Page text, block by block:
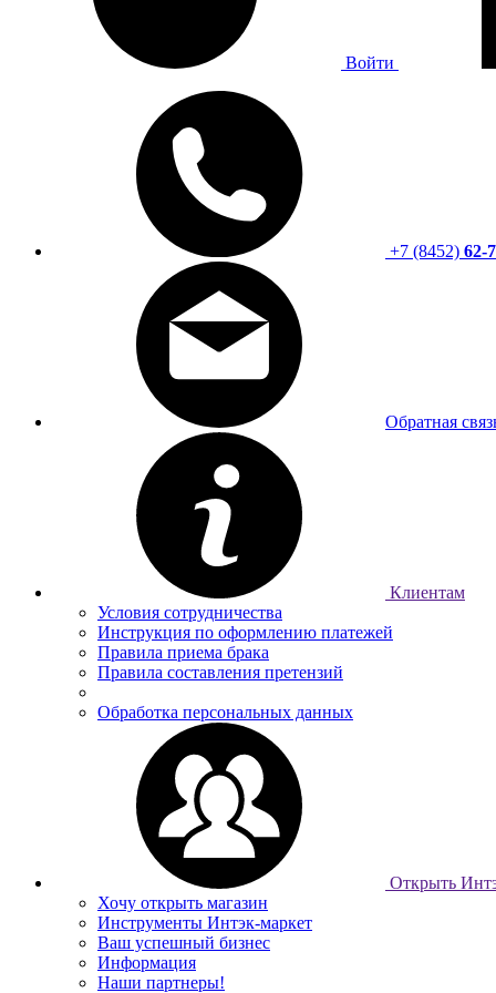
Войти
+7 (8452) 62-
Обратная
Клиентам
Условия сотрудничества
Инструкция по оформлению платежей
Правила приема брака
Правила составления претензий
Обработка персональных данных
Открыть
Хочу открыть магазин
Инструменты Интэк-маркет
Ваш успешный бизнес
Информация
Наши партнеры!